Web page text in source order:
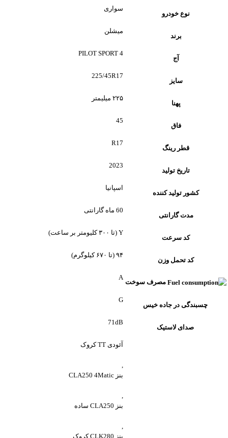
نوع خودرو
سواری
برند
میشلن
آج
PILOT SPORT 4
سایز
225/45R17
پهنا
۲۲۵ میلیمتر
فاق
45
قطر رینگ
R17
تاریخ تولید
2023
کشور تولید کننده
اسپانیا
مدت گارانتی
60 ماه گارانتی
کد سرعت
Y (تا ۳۰۰ کلیومتر بر ساعت)
کد تحمل وزن
۹۴ (تا ۶۷۰ کیلوگرم)
مصرف سوخت
A
چسبندگی در جاده خیس
G
صدای لاستیک
71dB
آئودی TT کروک
,
بنز CLA250 4Matic
,
بنز CLA250 ساده
,
بنز CLK280 کروک